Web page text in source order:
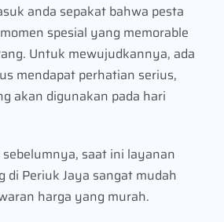
anda sepakat bahwa pesta
spesial yang memorable
Untuk mewujudkannya, ada
mendapat perhatian serius,
akan digunakan pada hari
saat ini layanan
di Periuk Jaya sangat mudah
harga yang murah.